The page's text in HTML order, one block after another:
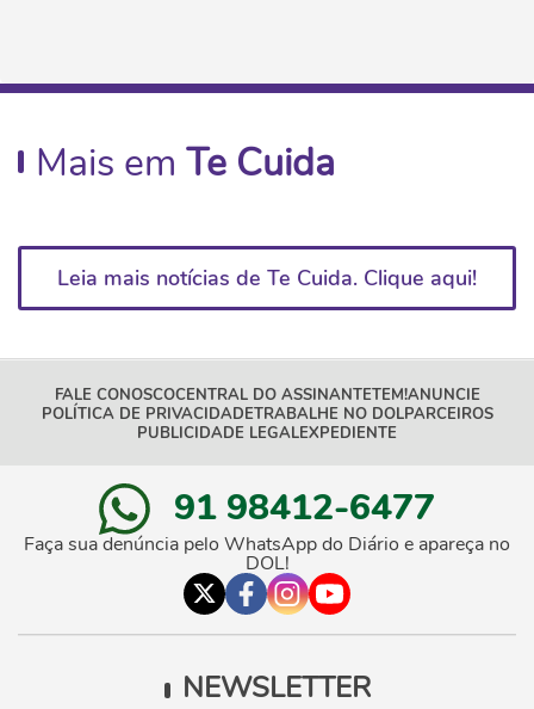
Mais em Te Cuida
Leia mais notícias de Te Cuida. Clique aqui!
FALE CONOSCOCENTRAL DO ASSINANTETEM!ANUNCIE
POLÍTICA DE PRIVACIDADETRABALHE NO DOLPARCEIROS
PUBLICIDADE LEGALEXPEDIENTE
91 98412-6477
Faça sua denúncia pelo WhatsApp do Diário e apareça no
DOL!
NEWSLETTER